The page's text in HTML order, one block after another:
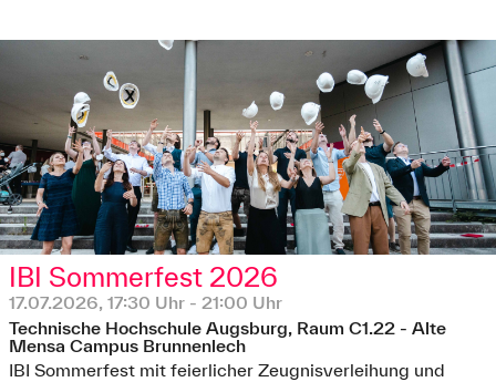
IBI Sommerfest 2026
17.07.2026, 17:30 Uhr - 21:00 Uhr
Technische Hochschule Augsburg, Raum C1.22 - Alte
Mensa Campus Brunnenlech
IBI Sommerfest mit feierlicher Zeugnisverleihung und